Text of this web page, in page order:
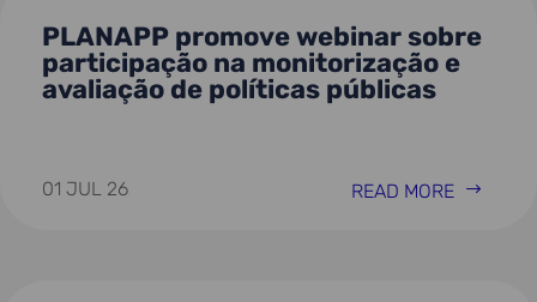
PLANAPP promove webinar sobre
participação na monitorização e
avaliação de políticas públicas
01 JUL 26 READ MORE